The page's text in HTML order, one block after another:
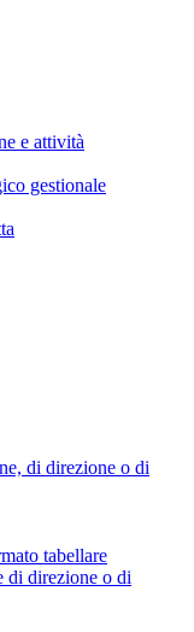
e attività
gestionale
di direzione o di
tabellare
di direzione o di